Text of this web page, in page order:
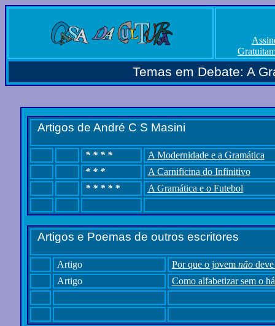
Temas em Debate: A
Artigos de André C S Masini
* * * *
A Modernidade e a Gramática
* * *
A Carnificina do Infinitivo
* * * * *
A Gramática e o Futebol
Artigos e Poemas de outros escritores
Artigo Por que o jovem não
Artigo
Como alfabetizar sem o